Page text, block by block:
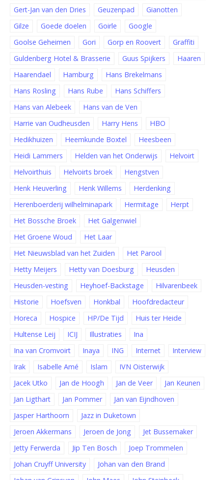
Gert-Jan van den Dries
Geuzenpad
Gianotten
Gilze
Goede doelen Goirle
Google
Goolse Geheimen
Gori Gorp en Roovert
Graffiti
Guldenberg Hotel & Brasserie
Guus Spijkers
Haaren
Haarendael
Hamburg
Hans Brekelmans
Hans Rosling
Hans Rube
Hans Schiffers
Hans van Alebeek
Hans van de Ven
Harrie van Oudheusden
Harry Hens
HBO
Hedikhuizen
Heemkunde Boxtel
Heesbeen
Heidi Lammers
Helden van het Onderwijs
Helvoirt
Helvoirthuis
Helvoirts broek
Hengstven
Henk Heuverling
Henk Willems
Herdenking
Herenboerderij wilhelminapark
Hermitage
Herpt
Het Bossche Broek
Het Galgenwiel
Het Groene Woud
Het Laar
Het Nieuwsblad van het Zuiden
Het Parool
Hetty Meijers
Hetty van Doesburg
Heusden
Heusden-vesting
Heyhoef-Backstage
Hilvarenbeek
Historie
Hoefsven Honkbal
Hoofdredacteur
Horeca
Hospice HP/De Tijd
Huis ter Heide
Hultense Leij
ICIJ Illustraties
Ina
Ina van Cromvoirt
Inaya ING Internet
Interview
Irak
Isabelle Amé Islam
IVN Oisterwijk
Jacek Utko
Jan de Hoogh Jan de Veer
Jan Keunen
Jan Ligthart
Jan Pommer
Jan van Eijndhoven
Jasper Harthoorn
Jazz in Duketown
Jeroen Akkermans
Jeroen de Jong
Jet Bussemaker
Jetty Ferwerda
Jip Ten Bosch
Joep Trommelen
Johan Cruyff University
Johan van den Brand